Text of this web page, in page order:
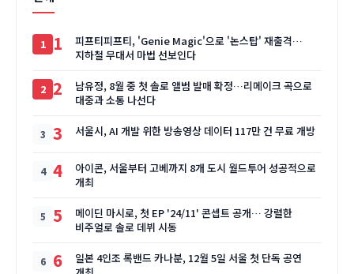
1
피프티피프티, 'Genie Magic'으로 '논스탑' 재출격…
지하철 무대서 마법 선보인다
2
남유정, 8월 중 첫 솔로 앨범 발매 확정…리메이크 곡으로
대중과 소통 나선다
3 서울시, AI 개발 위한 방송영상 데이터 117만 건 무료 개방
4
아이콘, 서울부터 고베까지 8개 도시 월드투어 성공적으로
개최
5
메이딘 마시로, 첫 EP '24/11' 콘셉트 공개… 강렬한
비주얼로 솔로 데뷔 시동
6
일본 4인조 록밴드 카나분, 12월 5일 서울 첫 단독 공연